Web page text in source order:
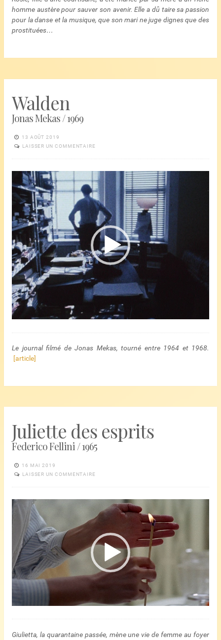
homme austère pour sauver son avenir. Elle a dû taire sa passion
pour la danse et la musique, que son mari ne juge dignes que des
prostituées…
Walden
Jonas Mekas / 1969
13 AOÛT 2019
LAISSER UN COMMENTAIRE
Lecteur
vidéo
Le journal filmé de Jonas Mekas, tourné entre 1964 et 1968.
[article]
Juliette des esprits
Federico Fellini / 1965
16 MAI 2019
LAISSER UN COMMENTAIRE
Lecteur
vidéo
Giulietta, la quarantaine passée, mène une vie de femme au foyer